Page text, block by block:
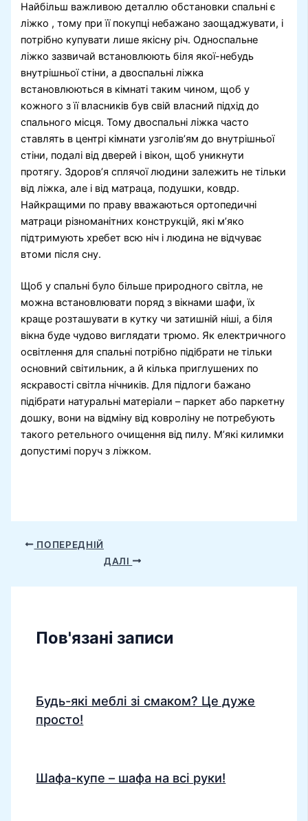
Найбільш важливою деталлю обстановки спальні є
ліжко , тому при її покупці небажано заощаджувати, і
потрібно купувати лише якісну річ. Односпальне
ліжко зазвичай встановлюють біля якої-небудь
внутрішньої стіни, а двоспальні ліжка
встановлюються в кімнаті таким чином, щоб у
кожного з її власників був свій власний підхід до
спального місця. Тому двоспальні ліжка часто
ставлять в центрі кімнати узголів’ям до внутрішньої
стіни, подалі від дверей і вікон, щоб уникнути
протягу. Здоров’я сплячої людини залежить не тільки
від ліжка, але і від матраца, подушки, ковдр.
Найкращими по праву вважаються ортопедичні
матраци різноманітних конструкцій, які м’яко
підтримують хребет всю ніч і людина не відчуває
втоми після сну.
Щоб у спальні було більше природного світла, не
можна встановлювати поряд з вікнами шафи, їх
краще розташувати в кутку чи затишній ніші, а біля
вікна буде чудово виглядати трюмо. Як електричного
освітлення для спальні потрібно підібрати не тільки
основний світильник, а й кілька приглушених по
яскравості світла нічників. Для підлоги бажано
підібрати натуральні матеріали – паркет або паркетну
дошку, вони на відміну від ковроліну не потребують
такого ретельного очищення від пилу. М’які килимки
допустимі поруч з ліжком.
ПОПЕРЕДНІЙ
ДАЛІ
Пов'язані записи
Будь-які меблі зі смаком? Це дуже
просто!
Шафа-купе – шафа на всі руки!